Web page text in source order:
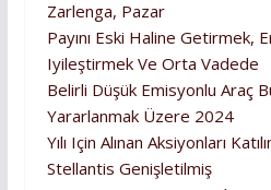
Zarlenga, Pazar
Payını Eski Haline Getirmek,
Iyileştirmek Ve Orta Vadede
Belirli Düşük Emisyonlu Araç
Yararlanmak Üzere 2024
Yılı Için Alınan Aksiyonları
Stellantis Genişletilmiş